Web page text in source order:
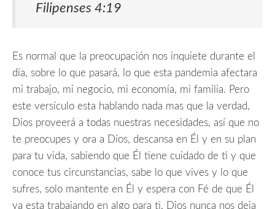
Filipenses 4:19
Es normal que la preocupación nos inquiete durante el
día, sobre lo que pasará, lo que esta pandemia afectara
mi trabajo, mi negocio, mi economía, mi familia. Pero
este versículo esta hablando nada mas que la verdad,
Dios proveerá a todas nuestras necesidades, así que no
te preocupes y ora a Dios, descansa en Él y en su plan
para tu vida, sabiendo que Él tiene cuidado de ti y que
conoce tus circunstancias, sabe lo que vives y lo que
sufres, solo mantente en Él y espera con Fé de que Él
ya esta trabajando en algo para ti, Dios nunca nos deja